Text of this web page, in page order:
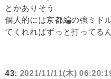
とかありそう
個人的には京都編の強ミド
てくれればずっと打ってる
43: 2021/11/11(木)